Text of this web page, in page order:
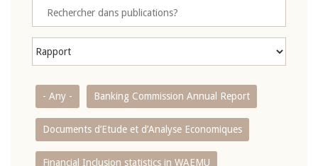
- Any - Banking Commission Annual Report
Documents d’Etude et d’Analyse Economiques
Financial Inclusion statistics in WAEMU